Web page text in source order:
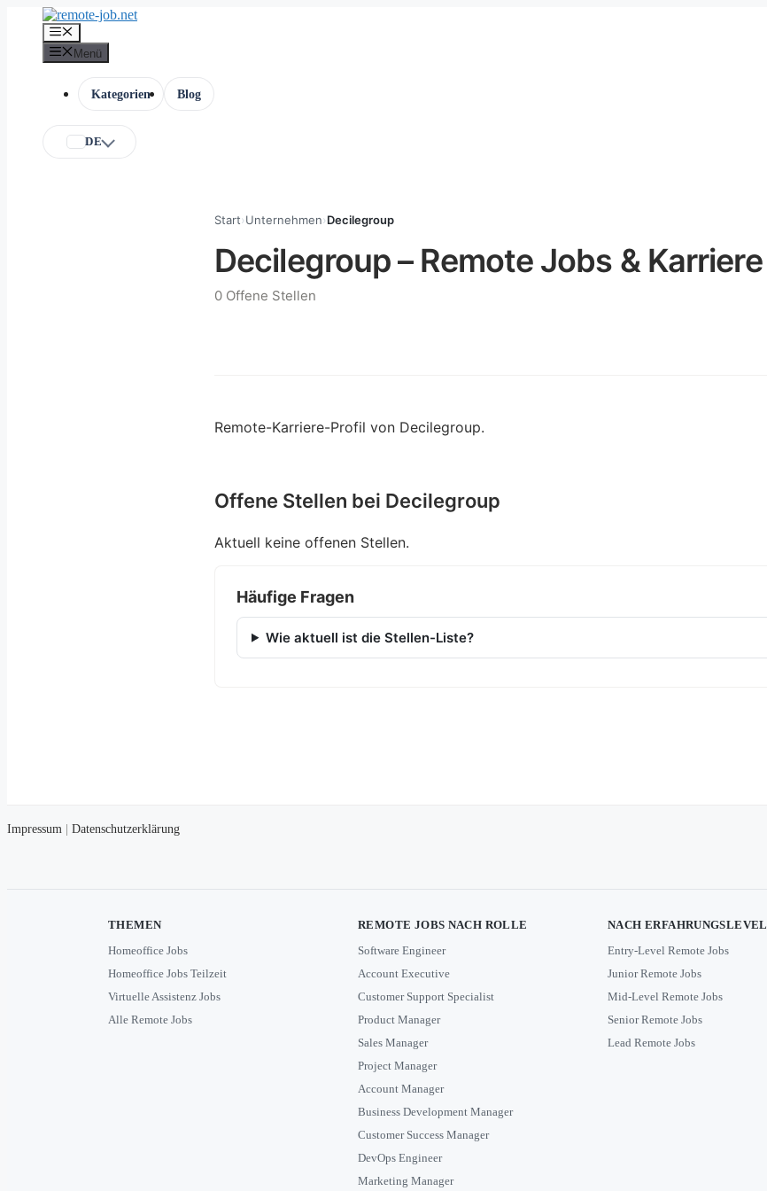
springen
Menü
Menü
Kategorien Blog
DE
Start›Unternehmen›Decilegroup
Decilegroup – Remote Jobs & Karriere
0 Offene Stellen
Remote-Karriere-Profil von Decilegroup.
Offene Stellen bei Decilegroup
Aktuell keine offenen Stellen.
Häufige Fragen
Wie aktuell ist die Stellen-Liste?
Impressum | Datenschutzerklärung
THEMEN
Homeoffice Jobs
Homeoffice Jobs Teilzeit
Virtuelle Assistenz Jobs
Alle Remote Jobs
REMOTE JOBS NACH ROLLE
Software Engineer
Account Executive
Customer Support Specialist
Product Manager
Sales Manager
Project Manager
Account Manager
Business Development Manager
Customer Success Manager
DevOps Engineer
Marketing Manager
NACH ERFAHRUNGSLEVEL
Entry-Level Remote Jobs
Junior Remote Jobs
Mid-Level Remote Jobs
Senior Remote Jobs
Lead Remote Jobs